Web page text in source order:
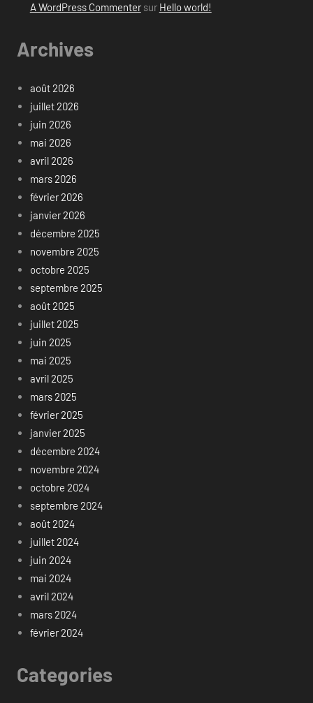
A WordPress Commentersur Hello world!
Archives
août 2026
juillet 2026
juin 2026
mai 2026
avril 2026
mars 2026
février 2026
janvier 2026
décembre 2025
novembre 2025
octobre 2025
septembre 2025
août 2025
juillet 2025
juin 2025
mai 2025
avril 2025
mars 2025
février 2025
janvier 2025
décembre 2024
novembre 2024
octobre 2024
septembre 2024
août 2024
juillet 2024
juin 2024
mai 2024
avril 2024
mars 2024
février 2024
Categories